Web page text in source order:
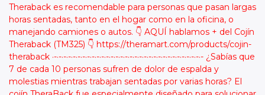
Theraback es recomendable para personas que pasan largas
horas sentadas, tanto en el hogar como en la oficina, o
manejando camiones o autos. 👇 AQUÍ hablamos + del Cojín
Theraback (TM325) 👇 https://theramart.com/products/cojin-
theraback ·-·-·-·-·-·-·-·-·-·-·-·-·-·-·-·-·-·-·-·-·-·-·-·-·-·-·-·-·-·-·-·- ¿Sabías que
7 de cada 10 personas sufren de dolor de espalda y
molestias mientras trabajan sentadas por varias horas? El